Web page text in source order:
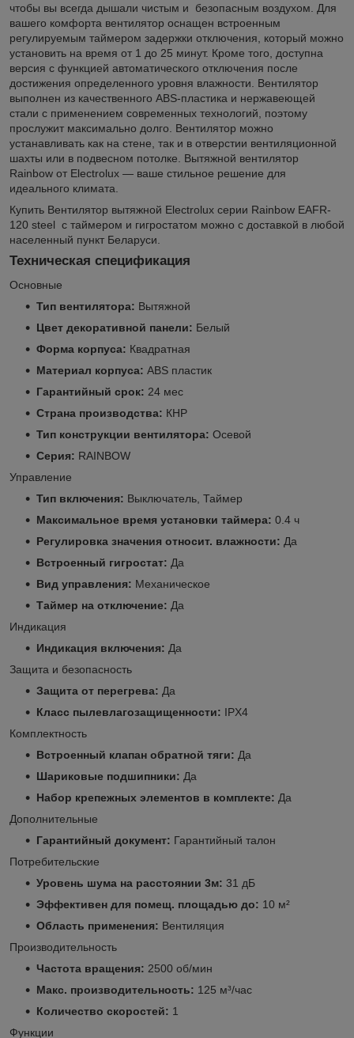
чтобы вы всегда дышали чистым и безопасным воздухом. Для
вашего комфорта вентилятор оснащен встроенным
регулируемым таймером задержки отключения, который можно
установить на время от 1 до 25 минут. Кроме того, доступна
версия с функцией автоматического отключения после
достижения определенного уровня влажности. Вентилятор
выполнен из качественного ABS-пластика и нержавеющей
стали с применением современных технологий, поэтому
прослужит максимально долго. Вентилятор можно
устанавливать как на стене, так и в отверстии вентиляционной
шахты или в подвесном потолке. Вытяжной вентилятор
Rainbow от Electrolux — ваше стильное решение для
идеального климата.
Купить Вентилятор вытяжной Electrolux серии Rainbow EAFR-
120 steel с таймером и гигростатом можно с доставкой в любой
населенный пункт Беларуси.
Техническая спецификация
Основные
Тип вентилятора: Вытяжной
Цвет декоративной панели: Белый
Форма корпуса: Квадратная
Материал корпуса: ABS пластик
Гарантийный срок: 24 мес
Страна производства: КНР
Тип конструкции вентилятора: Осевой
Серия: RAINBOW
Управление
Тип включения: Выключатель, Таймер
Максимальное время установки таймера: 0.4 ч
Регулировка значения относит. влажности: Да
Встроенный гигростат: Да
Вид управления: Механическое
Таймер на отключение: Да
Индикация
Индикация включения: Да
Защита и безопасность
Защита от перегрева: Да
Класс пылевлагозащищенности: IPX4
Комплектность
Встроенный клапан обратной тяги: Да
Шариковые подшипники: Да
Набор крепежных элементов в комплекте: Да
Дополнительные
Гарантийный документ: Гарантийный талон
Потребительские
Уровень шума на расстоянии 3м: 31 дБ
Эффективен для помещ. площадью до: 10 м²
Область применения: Вентиляция
Производительность
Частота вращения: 2500 об/мин
Макс. производительность: 125 м³/час
Количество скоростей: 1
Функции